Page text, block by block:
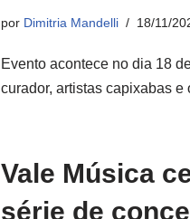
por Dimitria Mandelli 18/11/
Evento acontece no dia 18
curador, artistas capixabas
Vale Música
série de